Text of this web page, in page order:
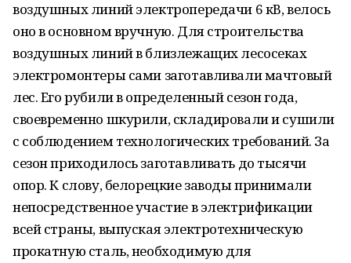
воздушных линий электропередачи 6 кВ, велось
оно в основном вручную. Для строительства
воздушных линий в близлежащих лесосеках
электромонтеры сами заготавливали мачтовый
лес. Его рубили в определенный сезон года,
своевременно шкурили, складировали и сушили
с соблюдением технологических требований. За
сезон приходилось заготавливать до тысячи
опор. К слову, белорецкие заводы принимали
непосредственное участие в электрификации
всей страны, выпуская электротехническую
прокатную сталь, необходимую для